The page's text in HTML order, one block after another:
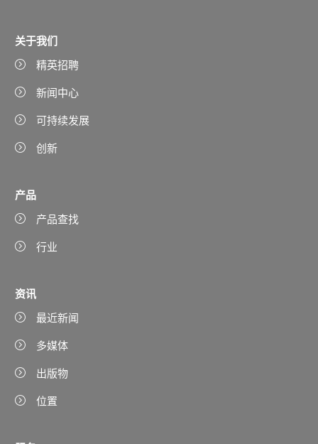
关于我们
精英招聘
新闻中心
可持续发展
创新
产品
产品查找
行业
资讯
最近新闻
多媒体
出版物
位置